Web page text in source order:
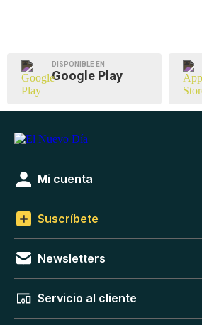
DISPONIBLE EN
Google Play
Mi cuenta
Suscríbete
Newsletters
Servicio al cliente